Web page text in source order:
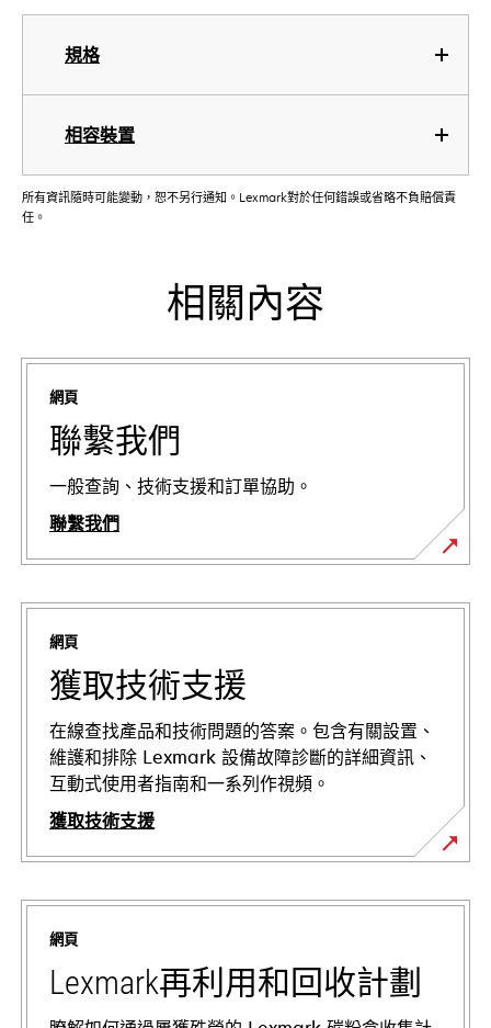
規格
相容裝置
所有資訊隨時可能變動，恕不另行通知。Lexmark對於任何錯誤或省略不負賠償責
任。
相關內容
網頁
聯繫我們
一般查詢、技術支援和訂單協助。
聯繫我們
網頁
獲取技術支援
在線查找產品和技術問題的答案。包含有關設置、
維護和排除 Lexmark 設備故障診斷的詳細資訊、
互動式使用者指南和一系列作視頻。
獲取技術支援
在
新
網頁
Lexmark再利用和回收計劃